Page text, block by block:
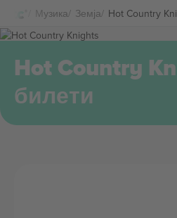
Музика Земја Hot Country
Hot Country
билети